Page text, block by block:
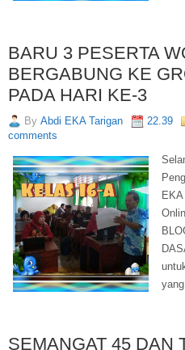
BARU 3 PESERTA
BERGABUNG KE
PADA HARI KE-3
By Abdi EKA Tarigan 22.39
comments
SEMANGAT 45 DAN